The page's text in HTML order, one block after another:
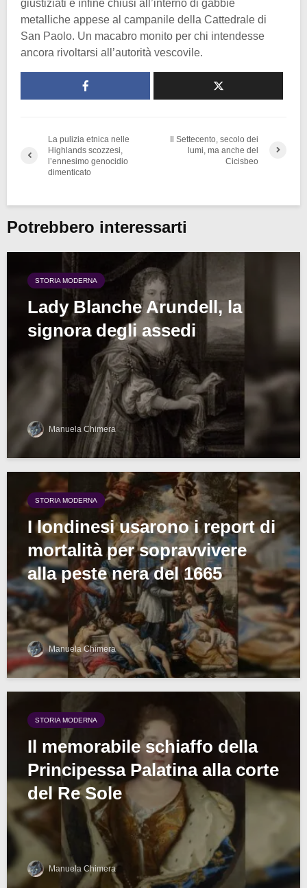
giustiziati e infine chiusi all’interno di gabbie
metalliche appese al campanile della Cattedrale di
San Paolo. Un macabro monito per chi intendesse
ancora rivoltarsi all’autorità vescovile.
La pulizia etnica nelle
Highlands scozzesi,
l’ennesimo genocidio
dimenticato
Il Settecento, secolo dei
lumi, ma anche del
Cicisbeo
Potrebbero interessarti
STORIA MODERNA
Lady Blanche Arundell, la
signora degli assedi
Manuela Chimera
STORIA MODERNA
I londinesi usarono i report di
mortalità per sopravvivere
alla peste nera del 1665
Manuela Chimera
STORIA MODERNA
Il memorabile schiaffo della
Principessa Palatina alla corte
del Re Sole
Manuela Chimera